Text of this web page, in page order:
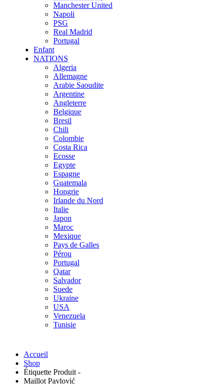
Manchester United
Napoli
PSG
Real Madrid
Portugal
Enfant
NATIONS
Algeria
Allemagne
Arabie Saoudite
Argentine
Angleterre
Belgique
Bresil
Chili
Colombie
Costa Rica
Ecosse
Egypte
Espagne
Guatemala
Hongrie
Irlande du Nord
Italie
Japon
Maroc
Mexique
Pays de Galles
Pérou
Portugal
Qatar
Salvador
Suede
Ukraine
USA
Venezuela
Tunisie
Accueil
Shop
Étiquette Produit -
Maillot Pavlović